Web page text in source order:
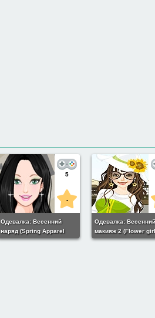
5
-
Одевалка: Весенний
наряд (Spring Apparel
Trade Show)
Одевалка: Весенний
макияж 2 (Flower girl
makeup)